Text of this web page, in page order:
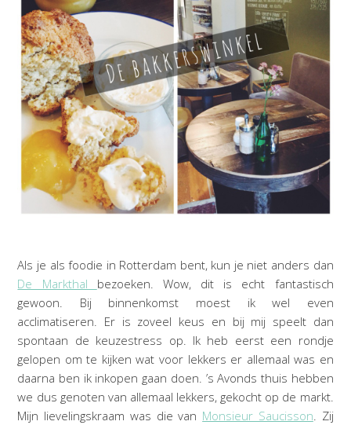
Als je als foodie in Rotterdam bent, kun je niet anders dan
De Markthal bezoeken. Wow, dit is echt fantastisch
gewoon. Bij binnenkomst moest ik wel even
acclimatiseren. Er is zoveel keus en bij mij speelt dan
spontaan de keuzestress op. Ik heb eerst een rondje
gelopen om te kijken wat voor lekkers er allemaal was en
daarna ben ik inkopen gaan doen. ’s Avonds thuis hebben
we dus genoten van allemaal lekkers, gekocht op de markt.
Mijn lievelingskraam was die van Monsieur Saucisson. Zij